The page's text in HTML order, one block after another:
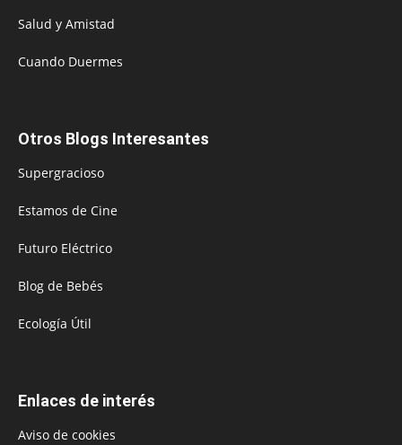
Salud y Amistad
Cuando Duermes
Otros Blogs Interesantes
Supergracioso
Estamos de Cine
Futuro Eléctrico
Blog de Bebés
Ecología Útil
Enlaces de interés
Aviso de cookies